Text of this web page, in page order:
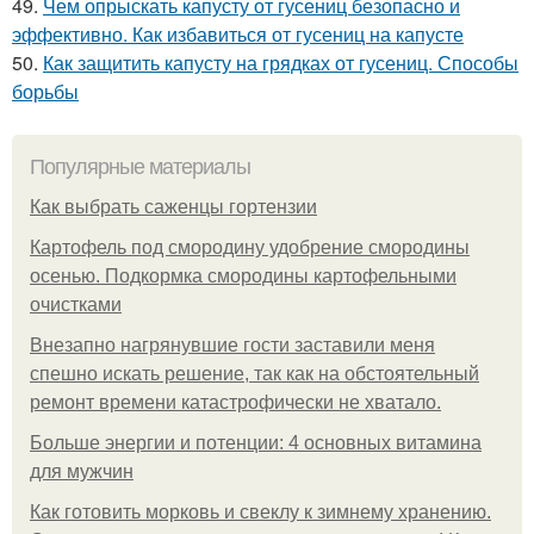
49. Чем опрыскать капусту от гусениц безопасно и
эффективно. Как избавиться от гусениц на капусте
50. Как защитить капусту на грядках от гусениц. Способы
борьбы
Популярные материалы
Как выбрать саженцы гортензии
Картофель под смородину удобрение смородины
осенью. Подкормка смородины картофельными
очистками
Внезапно нагрянувшие гости заставили меня
спешно искать решение, так как на обстоятельный
ремонт времени катастрофически не хватало.
Больше энергии и потенции: 4 основных витамина
для мужчин
Как готовить морковь и свеклу к зимнему хранению.